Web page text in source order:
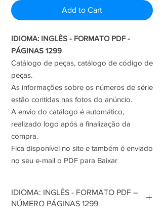
Add to Cart
IDIOMA: INGLÊS - FORMATO PDF -
PÁGINAS 1299
Catálogo de peças, catálogo de código de
peças.
As informações sobre os números de série
estão contidas nas fotos do anúncio.
A envio do catálogo é automático,
realizado logo após a finalização da
compra.
Fica disponível no site e também é enviado
no seu e-mail o PDF para Baixar
IDIOMA: INGLÊS - FORMATO PDF –
NÚMERO PÁGINAS 1299